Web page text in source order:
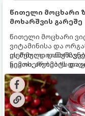
წითელი მოცხარი
მოხარშვის გარეშე
წითელი მოცხარი
ვიტამინისა და
თერმული
ნივთიერებების
კენკრის
„ცოცხალი ჯემის“
ეს მეთოდი
გემოს, არომატს და